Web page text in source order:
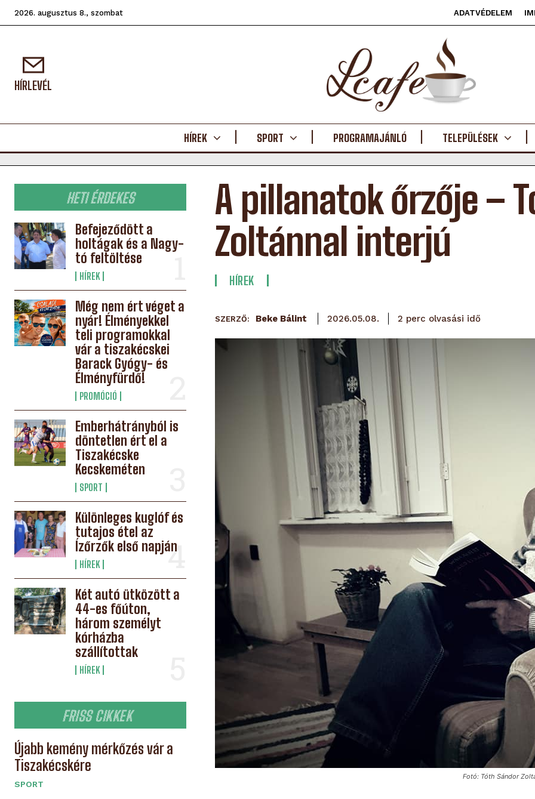
2026. augusztus 8., szombat ADATVÉDELEM
HÍRLEVÉL
HÍREK SPORT PROGRAMAJÁNLÓ TELEPÜLÉSEK
HETI ÉRDEKES
Befejeződött a
holtágak és a Nagy-
tó feltöltése
HÍREK
Még nem ért véget a
nyár! Élményekkel
teli programokkal
vár a tiszakécskei
Barack Gyógy- és
Élményfürdő!
PROMÓCIÓ
Emberhátrányból is
döntetlen ért el a
Tiszakécske
Kecskeméten
SPORT
Különleges kuglóf és
tutajos étel az
Ízőrzők első napján
HÍREK
Két autó ütközött a
44-es főúton,
három személyt
kórházba
szállítottak
HÍREK
FRISS CIKKEK
Újabb kemény mérkőzés vár a
Tiszakécskére
SPORT
A pillanatok őrzője –
Zoltánnal interjú
HÍREK
SZERZŐ: Beke Bálint 2026.05.08. 2 perc olvasási idő
Fotó: Tóth Sándor